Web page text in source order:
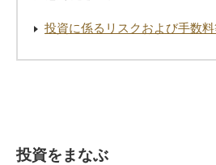
投資に係るリスクおよび手数
投資をまなぶ